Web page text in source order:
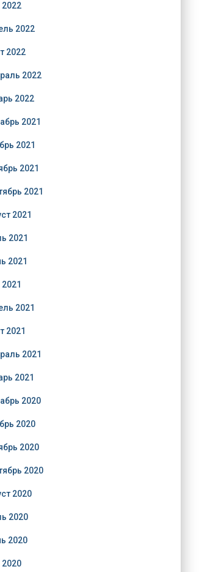
2022
2022
2022
2022
2021
2021
2021
2021
2021
2021
2021
2021
2021
2021
2021
2020
2020
2020
2020
2020
2020
2020